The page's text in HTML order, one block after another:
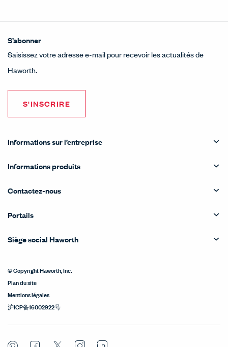
S’abonner
Saisissez votre adresse e-mail pour recevoir les actualités de
Haworth.
S'INSCRIRE
Informations sur l’entreprise
Informations produits
Contactez-nous
Portails
Siège social Haworth
© Copyright Haworth, Inc.
Plan du site
Mentions légales
沪ICP备16002922号
PinterestFacebook
TwitterInstagramLinkedIn